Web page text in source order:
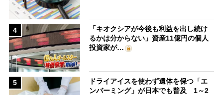
4
「キオクシアが今後も利益を出し続け
るかは分からない」資産11億円の個人
投資家が…
5
ドライアイスを使わず遺体を保つ「エ
ンバーミング」が日本でも普及 1～2